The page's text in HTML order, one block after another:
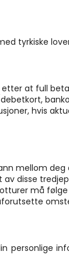
tyrkiske
at full
hvis
mellom
av disse
må
personlige